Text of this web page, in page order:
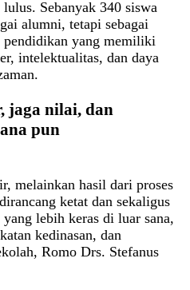
Sebanyak 340 siswa
alumni, tetapi sebagai
pendidikan yang memiliki
intelektualitas, dan daya
jaga nilai, dan
pun
melainkan hasil dari proses
ketat dan sekaligus
lebih keras di luar sana,
kedinasan, dan
Romo Drs. Stefanus